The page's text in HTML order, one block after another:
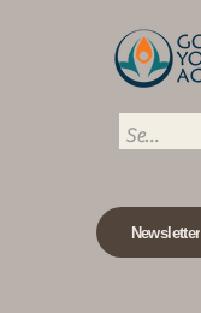
Newsletter